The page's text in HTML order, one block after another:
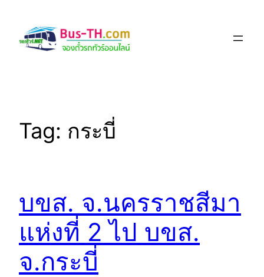
content
Tag: กระบี่
บขส. จ.นครราชสีมา
แห่งที่ 2 ไป บขส.
จ.กระบี่